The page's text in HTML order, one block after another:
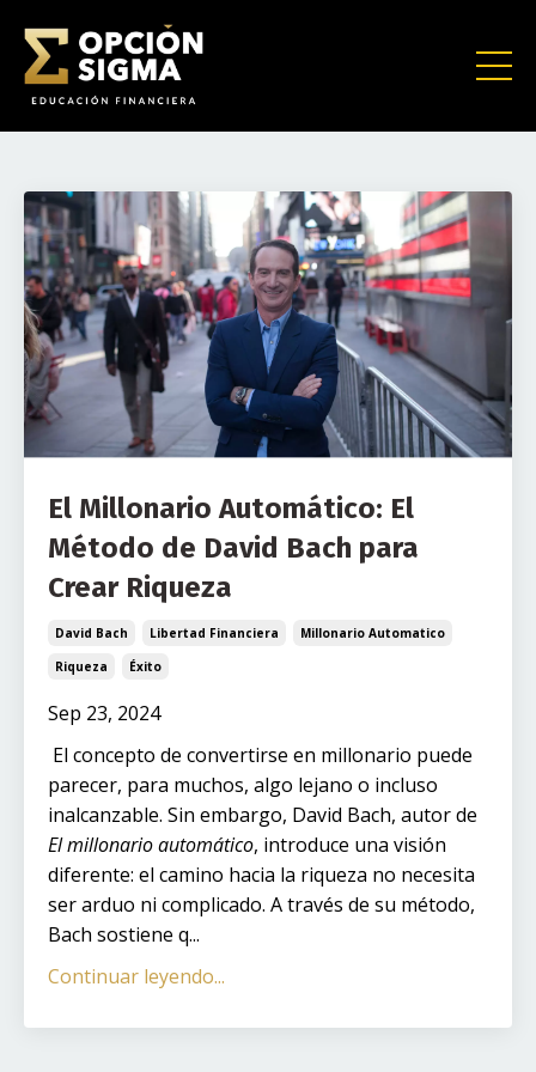
El Millonario Automático: El
Método de David Bach para
Crear Riqueza
David Bach Libertad Financiera
Millonario Automatico
Riqueza
Éxito
Sep 23, 2024
El concepto de convertirse en millonario puede
parecer, para muchos, algo lejano o incluso
inalcanzable. Sin embargo, David Bach, autor de
El millonario automático, introduce una visión
diferente: el camino hacia la riqueza no necesita
ser arduo ni complicado. A través de su método,
Bach sostiene q...
Continuar leyendo...